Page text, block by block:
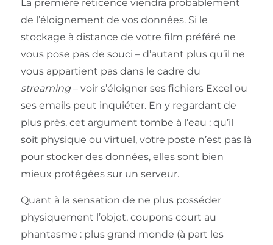
La première réticence viendra probablement
de l’éloignement de vos données. Si le
stockage à distance de votre film préféré ne
vous pose pas de souci – d’autant plus qu’il ne
vous appartient pas dans le cadre du
streaming– voir s’éloigner ses fichiers Excel ou
ses emails peut inquiéter. En y regardant de
plus près, cet argument tombe à l’eau : qu’il
soit physique ou virtuel, votre poste n’est pas là
pour stocker des données, elles sont bien
mieux protégées sur un serveur.
Quant à la sensation de ne plus posséder
physiquement l’objet, coupons court au
phantasme : plus grand monde (à part les